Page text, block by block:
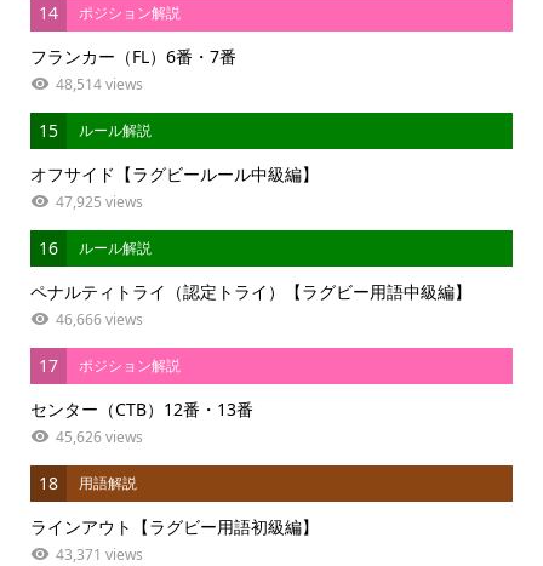
14 ポジション解説
フランカー（FL）6番・7番
48,514 views
15 ルール解説
オフサイド【ラグビールール中級編】
47,925 views
16 ルール解説
ペナルティトライ（認定トライ）【ラグビー用語中級編】
46,666 views
17 ポジション解説
センター（CTB）12番・13番
45,626 views
18 用語解説
ラインアウト【ラグビー用語初級編】
43,371 views